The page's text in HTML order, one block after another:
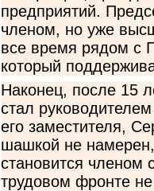
предприятий.
членом, но уже
все время рядом с
который
Наконец, после 15
стал
его заместителя,
шашкой не намерен,
становится членом
трудовом фронте